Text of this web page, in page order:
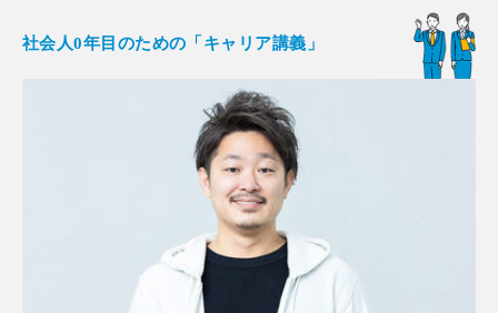
社会人0年目のための「キャリア講義」